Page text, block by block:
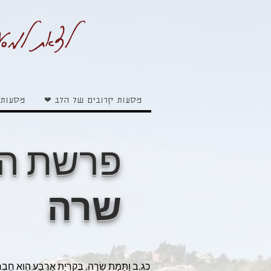
לצאת
מסעות קרובים של הלב ❤
פרשת
שרה
כג,ב וַתָּמָת שָׂרָה, בְּקִרְיַת אַרְבַּע הִוא